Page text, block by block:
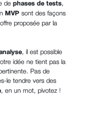
de phases de tests,
MVP sont des façons
proposée par la
, il est possible
idée ne tient pas la
Pas de
le tendre vers des
, en un mot, pivotez !